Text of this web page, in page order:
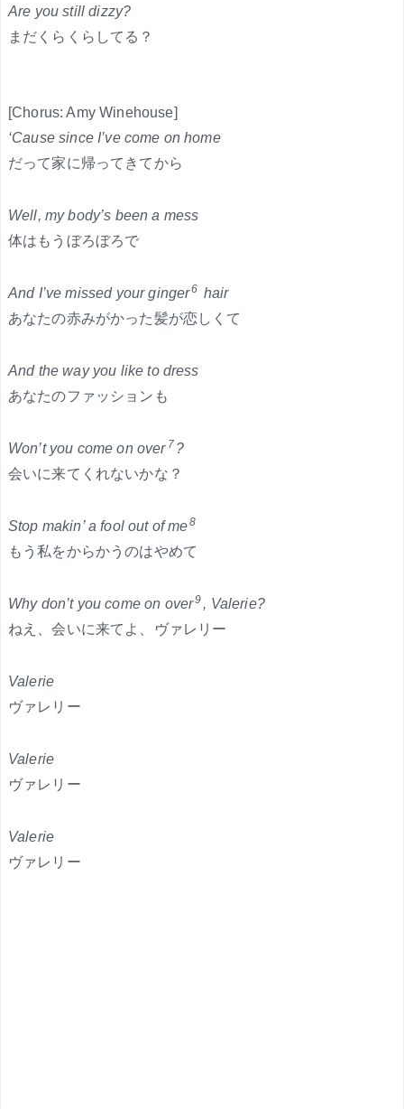
Are you still dizzy?
まだくらくらしてる？
[Chorus: Amy Winehouse]
‘Cause since I’ve come on home
だって家に帰ってきてから
Well, my body’s been a mess
体はもうぼろぼろで
And I’ve missed your ginger6 hair
あなたの赤みがかった髪が恋しくて
And the way you like to dress
あなたのファッションも
Won’t you come on over 7 ?
会いに来てくれないかな？
Stop makin’ a fool out of me8
もう私をからかうのはやめて
Why don’t you come on over9 , Valerie?
ねえ、会いに来てよ、ヴァレリー
Valerie
ヴァレリー
Valerie
ヴァレリー
Valerie
ヴァレリー